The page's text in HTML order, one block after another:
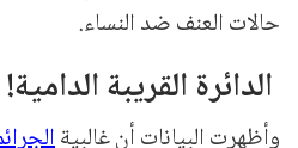
حالات العنف ضد النساء.
الدائرة القريبة الدامية!
وأظهرت البيانات أن غالبية